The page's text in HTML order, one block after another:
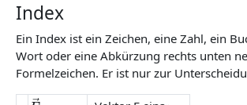
Index
Ein Index ist ein Zeichen, eine Zahl, ein
Wort oder eine Abkürzung rechts unten
Formelzeichen. Er ist nur zur
F→1